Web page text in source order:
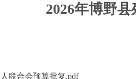
2026年博野
联合会预算批复.pdf